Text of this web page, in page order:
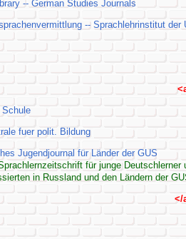
-- German Studies Journals
-- Sprachlehrinstitut der
fuer polit. Bildung
Jugendjournal für Länder der GUS
für junge Deutschlerner
in Russland und den Ländern der
</